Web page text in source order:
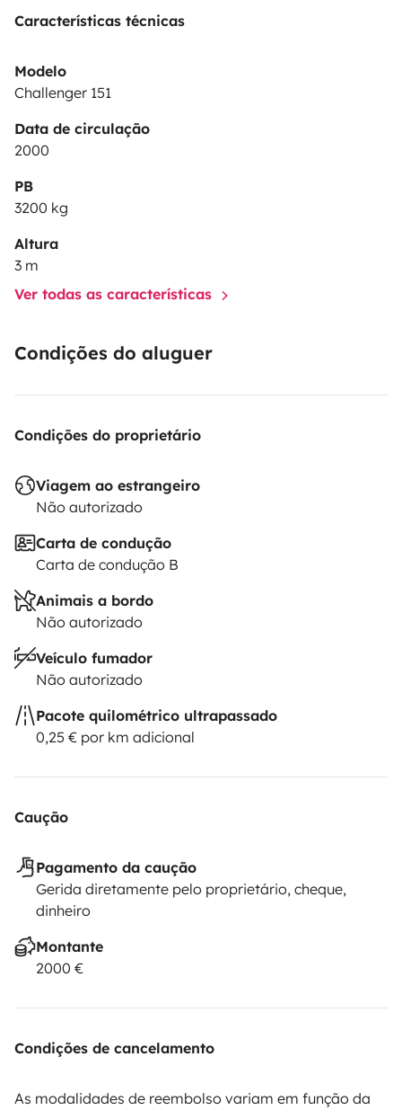
!N'hésitez pas si vous avez des questions.
Características técnicas
Modelo
Challenger 151
Data de circulação
2000
PB
3200 kg
Altura
3 m
Ver todas as características
Condições do aluguer
Condições do proprietário
Viagem ao estrangeiro
Não autorizado
Carta de condução
Carta de condução B
Animais a bordo
Não autorizado
Veículo fumador
Não autorizado
Pacote quilométrico ultrapassado
0,25 € por km adicional
Caução
Pagamento da caução
Gerida diretamente pelo proprietário, cheque,
dinheiro
Montante
2000 €
Condições de cancelamento
As modalidades de reembolso variam em função da